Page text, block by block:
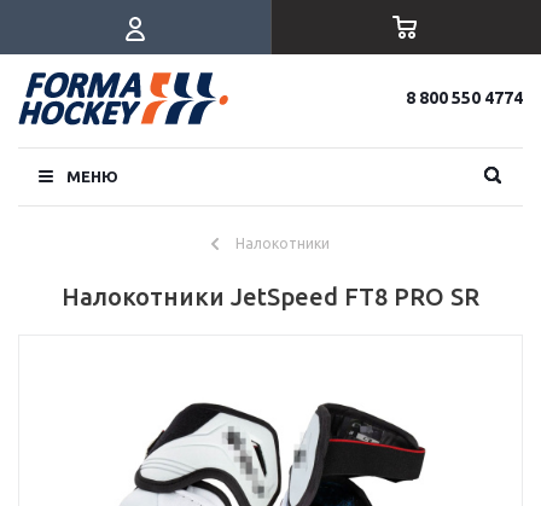
8 800 550 4774
МЕНЮ
Налокотники
Налокотники JetSpeed FT8 PRO SR